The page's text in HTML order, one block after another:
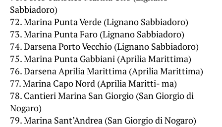
Sabbiadoro)
72. Marina Punta Verde (Lignano Sabbiadoro)
73. Marina Punta Faro (Lignano Sabbiadoro)
74. Darsena Porto Vecchio (Lignano Sabbiadoro)
75. Marina Punta Gabbiani (Aprilia Marittima)
76. Darsena Aprilia Marittima (Aprilia Marittima)
77. Marina Capo Nord (Aprilia Maritti- ma)
78. Cantieri Marina San Giorgio (San Giorgio di
Nogaro)
79. Marina Sant’Andrea (San Giorgio di Nogaro)